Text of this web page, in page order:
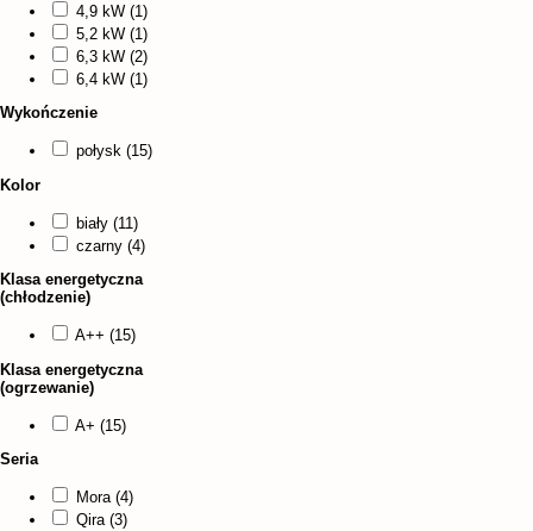
4,9 kW (1)
5,2 kW (1)
6,3 kW (2)
6,4 kW (1)
Wykończenie
połysk (15)
Kolor
biały (11)
czarny (4)
Klasa energetyczna
(chłodzenie)
A++ (15)
Klasa energetyczna
(ogrzewanie)
A+ (15)
Seria
Mora (4)
Qira (3)